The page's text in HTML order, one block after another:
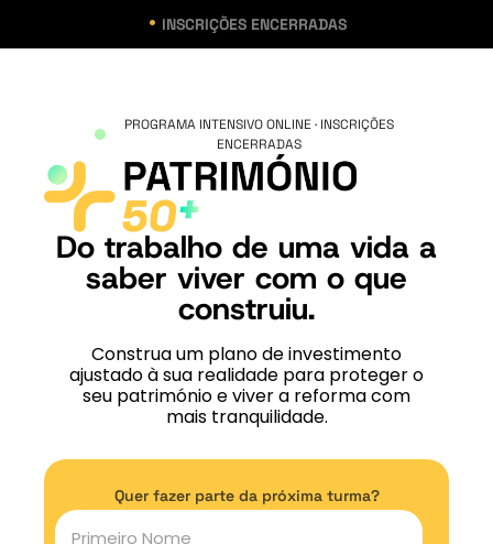
• INSCRIÇÕES ENCERRADAS
PROGRAMA INTENSIVO ONLINE · INSCRIÇÕES
ENCERRADAS
Do trabalho de uma vida a
saber viver com o que
construiu.
Construa um plano de investimento
ajustado à sua realidade para proteger o
seu património e viver a reforma com
mais tranquilidade.
Quer fazer parte da próxima turma?